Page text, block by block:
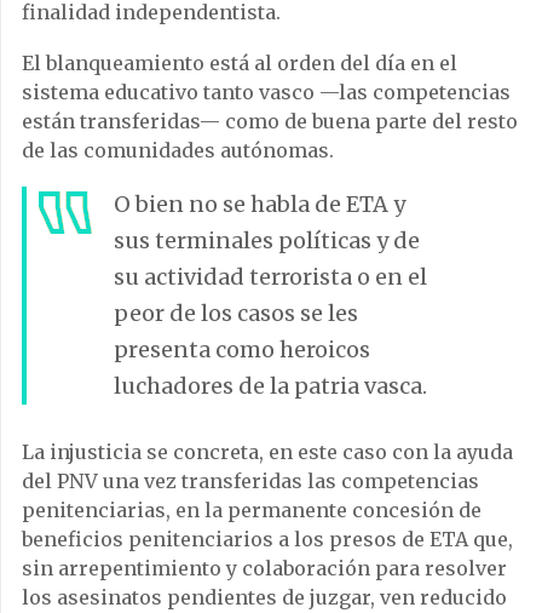
finalidad independentista.
El blanqueamiento está al orden del día en el
sistema educativo tanto vasco —las competencias
están transferidas— como de buena parte del resto
de las comunidades autónomas.
O bien no se habla de ETA y
sus terminales políticas y de
su actividad terrorista o en el
peor de los casos se les
presenta como heroicos
luchadores de la patria vasca.
La injusticia se concreta, en este caso con la ayuda
del PNV una vez transferidas las competencias
penitenciarias, en la permanente concesión de
beneficios penitenciarios a los presos de ETA que,
sin arrepentimiento y colaboración para resolver
los asesinatos pendientes de juzgar, ven reducido